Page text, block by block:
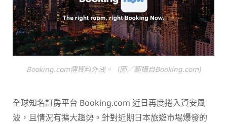
Booking.com傳資料外洩。（圖／翻攝自Booking.com)
全球知名訂房平台 Booking.com 近日再度捲入資安風
波，且情況有擴大趨勢。針對近期日本旅遊市場爆發的